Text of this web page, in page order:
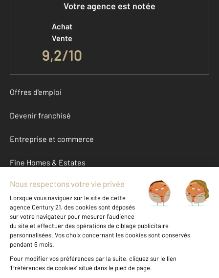
Votre agence est notée
Achat
Vente
9,2/10
Offres d'emploi
Devenir franchisé
Entreprise et commerce
Fine Homes & Estates
À propos
International
Nous contacter